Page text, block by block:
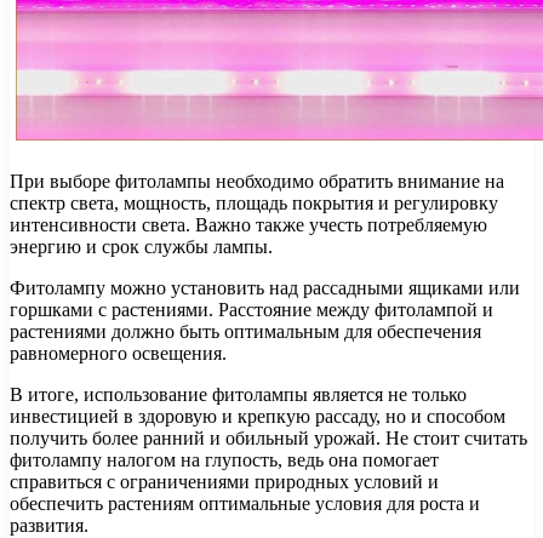
При выборе фитолампы необходимо обратить внимание на
спектр света, мощность, площадь покрытия и регулировку
интенсивности света. Важно также учесть потребляемую
энергию и срок службы лампы.
Фитолампу можно установить над рассадными ящиками или
горшками с растениями. Расстояние между фитолампой и
растениями должно быть оптимальным для обеспечения
равномерного освещения.
В итоге, использование фитолампы является не только
инвестицией в здоровую и крепкую рассаду, но и способом
получить более ранний и обильный урожай. Не стоит считать
фитолампу налогом на глупость, ведь она помогает
справиться с ограничениями природных условий и
обеспечить растениям оптимальные условия для роста и
развития.